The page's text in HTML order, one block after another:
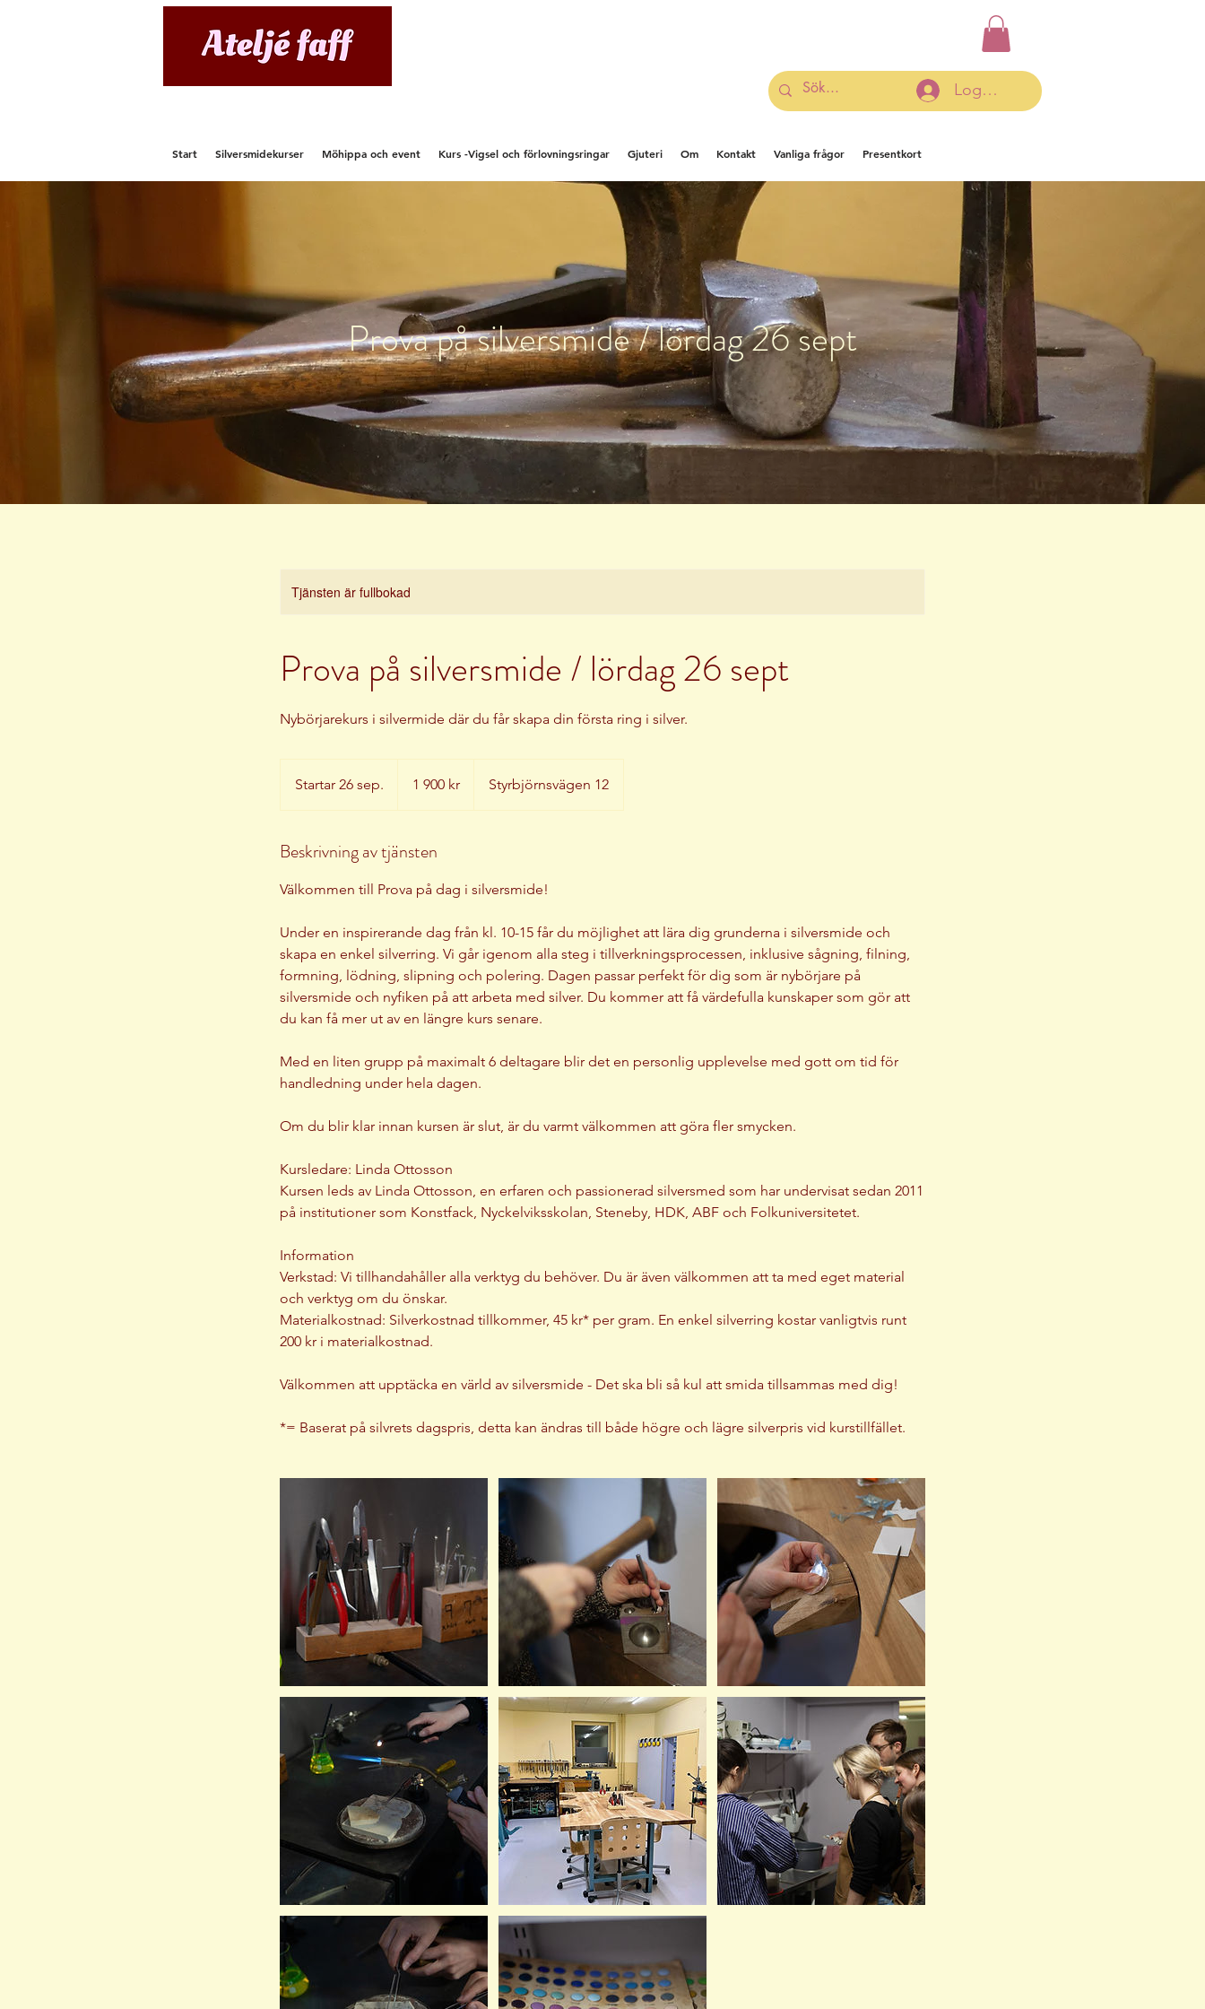
Logga in
Start Silversmidekurser Möhippa och event Kurs -Vigsel och förlovningsringar Gjuteri Om Kontakt Vanliga frågor Presentkort
Prova på silversmide / lördag 26 sept
Tjänsten är fullbokad
Prova på silversmide / lördag 26 sept
Nybörjarekurs i silvermide där du får skapa din första ring i silver.
Startar 26 sep.
r
a
2
6
s
e
p
kronor1 900 kr Styrbjörnsvägen 12
Beskrivning av tjänsten
Välkommen till Prova på dag i silversmide!
Under en inspirerande dag från kl. 10-15 får du möjlighet att lära dig grunderna i silversmide och
skapa en enkel silverring. Vi går igenom alla steg i tillverkningsprocessen, inklusive sågning, filning,
formning, lödning, slipning och polering. Dagen passar perfekt för dig som är nybörjare på
silversmide och nyfiken på att arbeta med silver. Du kommer att få värdefulla kunskaper som gör att
du kan få mer ut av en längre kurs senare.
Med en liten grupp på maximalt 6 deltagare blir det en personlig upplevelse med gott om tid för
handledning under hela dagen.
Om du blir klar innan kursen är slut, är du varmt välkommen att göra fler smycken.
Kursledare: Linda Ottosson
Kursen leds av Linda Ottosson, en erfaren och passionerad silversmed som har undervisat sedan 2011
på institutioner som Konstfack, Nyckelviksskolan, Steneby, HDK, ABF och Folkuniversitetet.
Information
Verkstad: Vi tillhandahåller alla verktyg du behöver. Du är även välkommen att ta med eget material
och verktyg om du önskar.
Materialkostnad: Silverkostnad tillkommer, 45 kr* per gram. En enkel silverring kostar vanligtvis runt
200 kr i materialkostnad.
Välkommen att upptäcka en värld av silversmide - Det ska bli så kul att smida tillsammas med dig!
*= Baserat på silvrets dagspris, detta kan ändras till både högre och lägre silverpris vid kurstillfället.